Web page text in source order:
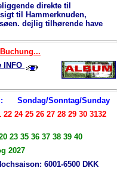
direkte til
til Hammerknuden,
dejlig tilhørende have
INFO
Sondag/Sonntag/Sunday
24 25 26 27 28 29 30 3132
23 35 36 37 38 39 40
2027
6001-6500 DKK